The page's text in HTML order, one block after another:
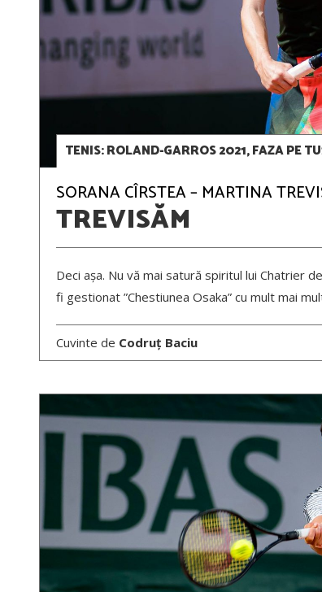
TENIS: ROLAND-GARROS 2021, FAZA PE
SORANA CÎRSTEA – MARTINA
TREVISĂM
Deci așa. Nu vă mai satură spiritul lui Chatrier
fi gestionat ”Chestiunea Osaka” cu mult mai
Cuvinte de Codruț Baciu